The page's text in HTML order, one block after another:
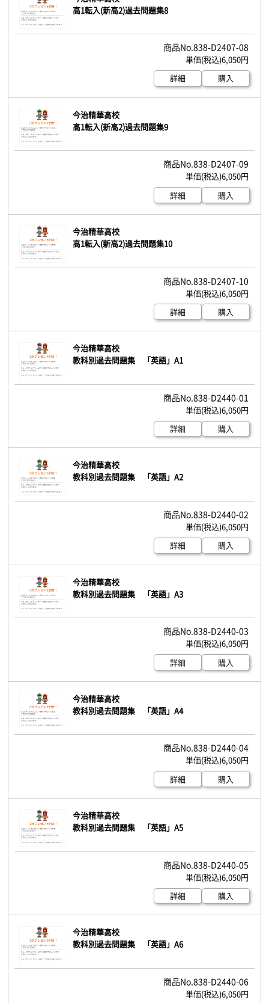
高1転入(新高2)過去問題集8
838-D2407-08
6,050円
詳細
購入
今治精華高校
高1転入(新高2)過去問題集9
838-D2407-09
6,050円
詳細
購入
今治精華高校
高1転入(新高2)過去問題集10
838-D2407-10
6,050円
詳細
購入
今治精華高校
教科別過去問題集 「英語」A1
838-D2440-01
6,050円
詳細
購入
今治精華高校
教科別過去問題集 「英語」A2
838-D2440-02
6,050円
詳細
購入
今治精華高校
教科別過去問題集 「英語」A3
838-D2440-03
6,050円
詳細
購入
今治精華高校
教科別過去問題集 「英語」A4
838-D2440-04
6,050円
詳細
購入
今治精華高校
教科別過去問題集 「英語」A5
838-D2440-05
6,050円
詳細
購入
今治精華高校
教科別過去問題集 「英語」A6
838-D2440-06
6,050円